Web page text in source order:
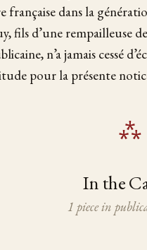
française dans la
fils d’une rempailleuse
n’a jamais cessé
pour la présente
In the
1 piece in